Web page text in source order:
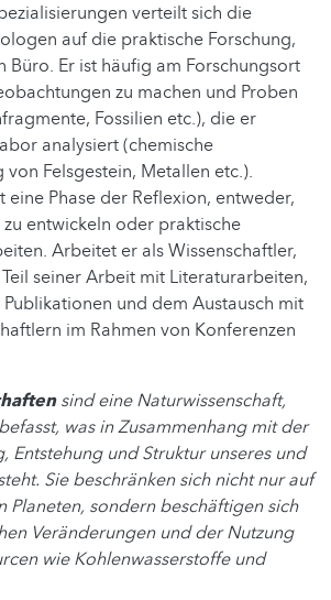
verteilt sich die
auf die praktische Forschung,
Büro. Er ist häufig am Forschungsort
zu machen und Proben
Fossilien etc.), die er
analysiert (chemische
von Felsgestein, Metallen etc.).
Phase der Reflexion, entweder,
entwickeln oder praktische
Arbeitet er als Wissenschaftler,
seiner Arbeit mit Literaturarbeiten,
und dem Austausch mit
im Rahmen von Konferenzen
sind eine Naturwissenschaft,
was in Zusammenhang mit der
Entstehung und Struktur unseres und
Sie beschränken sich nicht nur auf
Planeten, sondern beschäftigen sich
Veränderungen und der Nutzung
wie Kohlenwasserstoffe und